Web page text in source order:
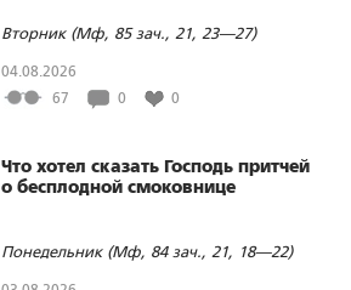
Вторник (Мф, 85 зач., 21, 23—27)
04.08.2026
67
0 0
Что хотел сказать Господь притчей
о бесплодной смоковнице
Понедельник (Мф, 84 зач., 21, 18—22)